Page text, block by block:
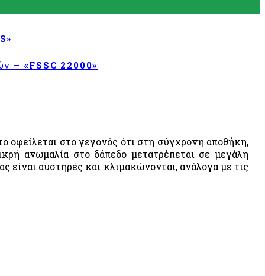
– «FSSC 22000»
στο γεγονός ότι στη σύγχρονη αποθήκη,
ανωμαλία στο δάπεδο μετατρέπεται σε μεγάλη
αυστηρές και κλιμακώνονται, ανάλογα με τις